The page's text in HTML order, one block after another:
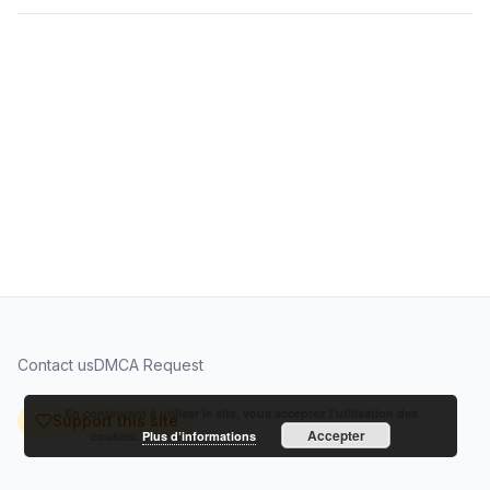
Contact usDMCA Request
Support this site
En continuant à utiliser le site, vous acceptez l’utilisation des
cookies.Plus d’informations Accepter